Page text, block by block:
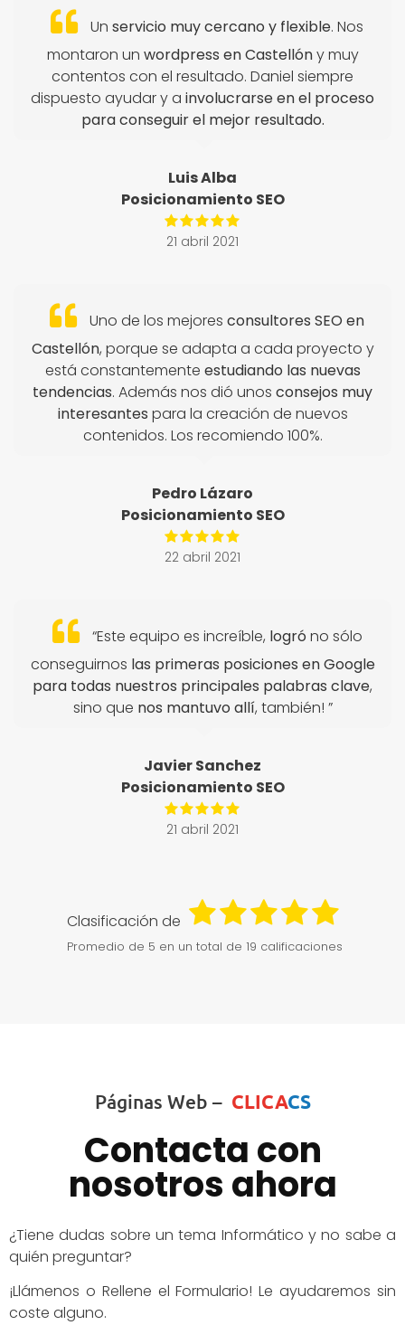
Un servicio muy cercano y flexible. Nos
montaron un wordpress en Castellóny muy
contentos con el resultado. Daniel siempre
dispuesto ayudar y a involucrarse en el proceso
para conseguir el mejor resultado.
Luis Alba
Posicionamiento SEO
21 abril 2021
Uno de los mejores consultores SEO en
Castellón, porque se adapta a cada proyecto y
está constantemente estudiando las nuevas
tendencias. Además nos dió unos consejos muy
interesantes para la creación de nuevos
contenidos. Los recomiendo 100%.
Pedro Lázaro
Posicionamiento SEO
22 abril 2021
“Este equipo es increíble, logró no sólo
conseguirnos las primeras posiciones en Google
para todas nuestros principales palabras clave,
sino que nos mantuvo allí, también! ”
Javier Sanchez
Posicionamiento SEO
21 abril 2021
Clasificación de
Promedio de 5 en un total de 19 calificaciones
Páginas Web – CLICACS
Contacta con
nosotros ahora
¿Tiene dudas sobre un tema Informático y no sabe a
quién preguntar?
¡Llámenos o Rellene el Formulario! Le ayudaremos sin
coste alguno.